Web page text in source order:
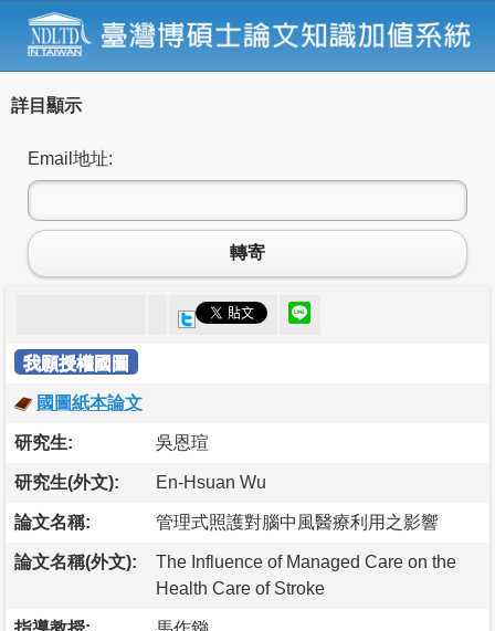
詳目顯示
Email地址:
轉寄
我願授權國圖
國圖紙本論文
研究生: 吳恩瑄
研究生(外文): En-Hsuan Wu
論文名稱: 管理式照護對腦中風醫療利用之影響
論文名稱(外文):
The Influence of Managed Care on the
Health Care of Stroke